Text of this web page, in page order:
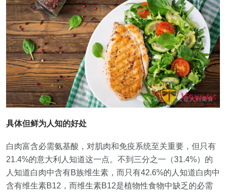
具体但鲜为人知的好处
白肉富含必需氨基酸，对肌肉和免疫系统至关重要，但只有
21.4%的意大利人知道这一点。不到三分之一（31.4%）的
人知道白肉中含有B族维生素，而只有42.6%的人知道白肉中
含有维生素B12，而维生素B12是植物性食物中缺乏的必需